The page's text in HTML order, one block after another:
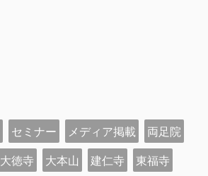
セミナー メディア掲載
両足院
大徳寺 大本山 建仁寺
東福寺